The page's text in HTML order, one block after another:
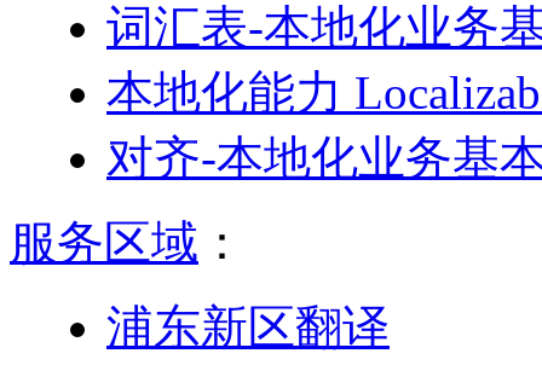
词汇表-本地化业务
本地化能力
对齐-本地化业务基
服务区域 ：
浦东新区翻译